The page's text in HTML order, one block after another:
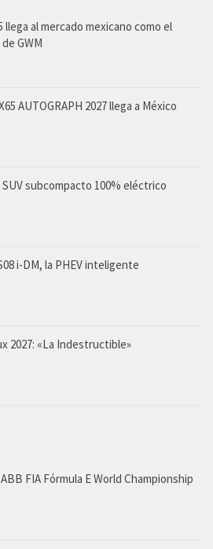
llega al mercado mexicano como el
GWM
AUTOGRAPH 2027 llega a México
SUV subcompacto 100% eléctrico
i-DM, la PHEV inteligente
2027: «La Indestructible»
FIA Fórmula E World Championship